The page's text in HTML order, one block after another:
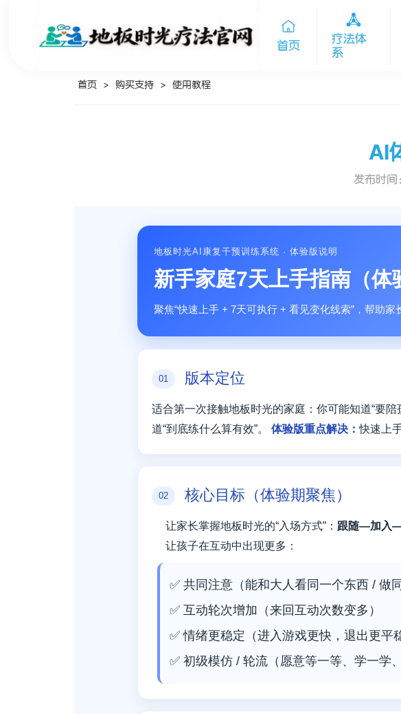
首页
疗法体
系
首页 > 购买支持 > 使用教程
AI
发布时
地板时光AI康复干预训练系统 · 体验版说明
新手家庭7天上手指南（体
聚焦“快速上手 + 7天可执行 + 看见变化线索”，帮助家
01 版本定位
适合第一次接触地板时光的家庭：你可能知道“要
道“到底练什么算有效”。 体验版重点解决：快速上
02 核心目标（体验期聚焦）
让家长掌握地板时光的“入场方式”： 跟随—加入
让孩子在互动中出现更多：
✅ 共同注意（能和大人看同一个东西 / 做
✅ 互动轮次增加（来回互动次数变多）
✅ 情绪更稳定（进入游戏更快，退出更平
✅ 初级模仿 / 轮流（愿意等一等、学一学